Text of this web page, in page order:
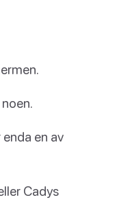
en av
Cadys